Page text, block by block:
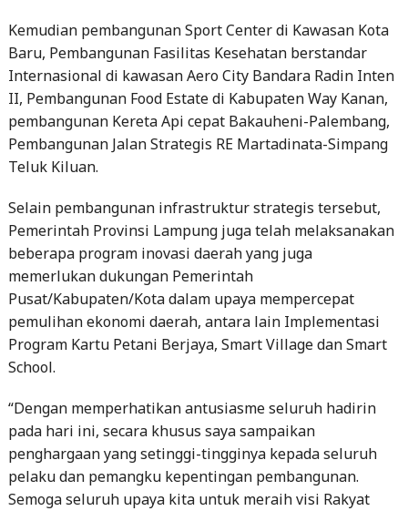
Kemudian pembangunan Sport Center di Kawasan Kota
Baru, Pembangunan Fasilitas Kesehatan berstandar
Internasional di kawasan Aero City Bandara Radin Inten
II, Pembangunan Food Estate di Kabupaten Way Kanan,
pembangunan Kereta Api cepat Bakauheni-Palembang,
Pembangunan Jalan Strategis RE Martadinata-Simpang
Teluk Kiluan.
Selain pembangunan infrastruktur strategis tersebut,
Pemerintah Provinsi Lampung juga telah melaksanakan
beberapa program inovasi daerah yang juga
memerlukan dukungan Pemerintah
Pusat/Kabupaten/Kota dalam upaya mempercepat
pemulihan ekonomi daerah, antara lain Implementasi
Program Kartu Petani Berjaya, Smart Village dan Smart
School.
“Dengan memperhatikan antusiasme seluruh hadirin
pada hari ini, secara khusus saya sampaikan
penghargaan yang setinggi-tingginya kepada seluruh
pelaku dan pemangku kepentingan pembangunan.
Semoga seluruh upaya kita untuk meraih visi Rakyat